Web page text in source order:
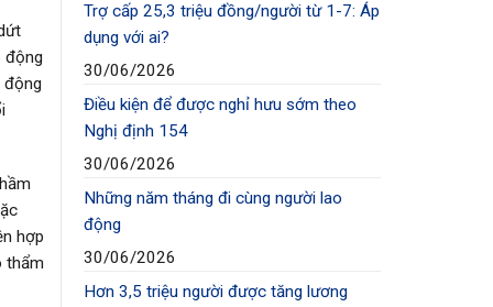
động
động
hợp
thẩm
Trợ cấp 25,3 triệu đồng/người từ 1-7: Áp
dụng với ai?
30/06/2026
Điều kiện để được nghỉ hưu sớm theo
Nghị định 154
30/06/2026
Những năm tháng đi cùng người lao
động
30/06/2026
Hơn 3,5 triệu người được tăng lương